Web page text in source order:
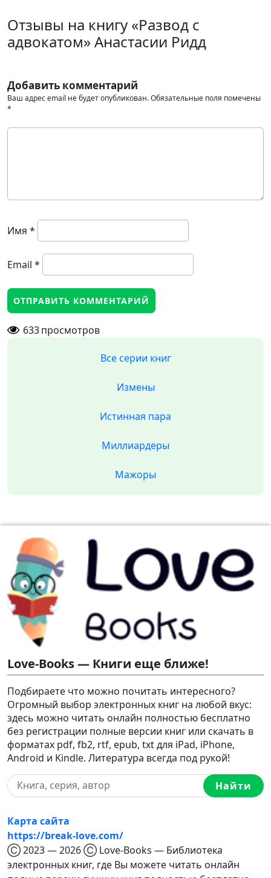
Отзывы на книгу «Развод с
адвокатом» Анастасии Ридд
Добавить комментарий
Ваш адрес email не будет опубликован.Обязательные поля помечены
*
Имя *
Email *
633просмотров
Все серии книг
Измены
Истинная пара
Миллиардеры
Мажоры
Love-Books — Книги еще ближе!
Подбираете что можно почитать интересного?
Огромный выбор электронных книг на любой вкус:
здесь можно читать онлайн полностью бесплатно
без регистрации полные версии книг или скачать в
форматах pdf, fb2, rtf, epub, txt для iPad, iPhone,
Android и Kindle. Литература всегда под рукой!
Найти
Карта сайта
https://break-love.com/
Ⓒ 2023 — 2026 Ⓒ Love-Books — Библиотека
электронных книг, где Вы можете читать онлайн